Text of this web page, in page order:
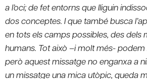
a l’oci; de fet entorns que lliguin
dos conceptes. I que també busca
en tots els camps possibles, des dels
humans. Tot això –i molt més-
però aquest missatge no enganxa a
un missatge una mica utòpic, queda